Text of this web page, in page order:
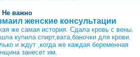
Не важно
женские консультации
же самая история. Сдала кровь с вены.
купила спирт,вата,баночки для крови.
и ждут ,когда же каждая беременная
занесет им.